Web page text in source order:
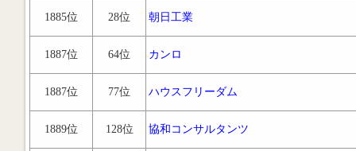
1885位 28位 朝日工業
1887位 64位 カンロ
1887位 77位 ハウスフリーダム
1889位 128位 協和コンサルタンツ